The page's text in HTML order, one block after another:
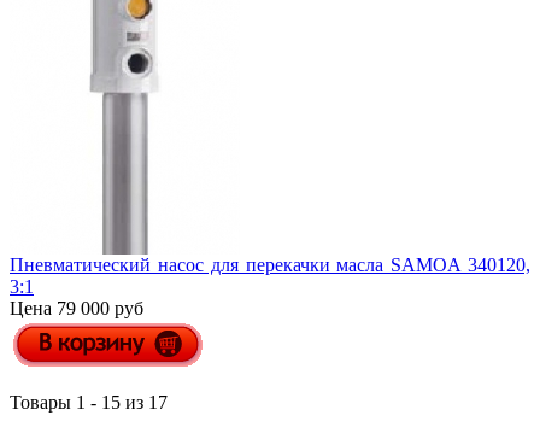
Пневматический насос для перекачки масла SAMOA 340120,
3:1
Цена 79 000 руб
Товары 1 - 15 из 17